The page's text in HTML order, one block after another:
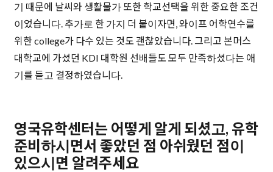
기 때문에 날씨와 생활물가 또한 학교선택을 위한 중요한 조건
이었습니다. 추가로 한 가지 더 붙이자면, 와이프 어학연수를
위한 college가 다수 있는 것도 괜찮았습니다. 그리고 본머스
대학교에 가셨던 KDI 대학원 선배들도 모두 만족하셨다는 애
기를 듣고 결정하였습니다.
영국유학센터는 어떻게 알게 되셨고, 유학
준비하시면서 좋았던 점 아쉬웠던 점이
있으시면 알려주세요